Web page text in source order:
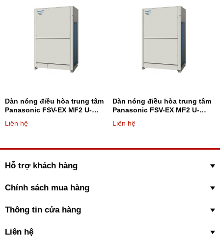
Dàn nóng điều hòa trung tâm
Panasonic FSV-EX MF2 U-
14ME2H7 14HP - Loại 2 chiều
Liên hệ
Dàn nóng điều hòa trung tâm
Panasonic FSV-EX MF2 U-
16ME2H7 16HP - Loại 2 chiều
Liên hệ
Hỗ trợ khách hàng
Chính sách mua hàng
Thông tin cửa hàng
Liên hệ